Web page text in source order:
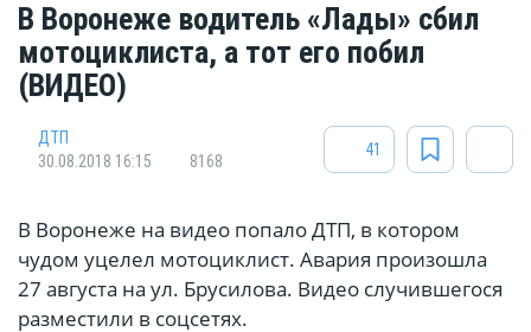
В Воронеже водитель «Лады» сбил
мотоциклиста, а тот его побил
(ВИДЕО)
ДТП
30.08.2018 16:15
8168
41
В Воронеже на видео попало ДТП, в котором
чудом уцелел мотоциклист. Авария произошла
27 августа на ул. Брусилова. Видео случившегося
разместили в соцсетях.